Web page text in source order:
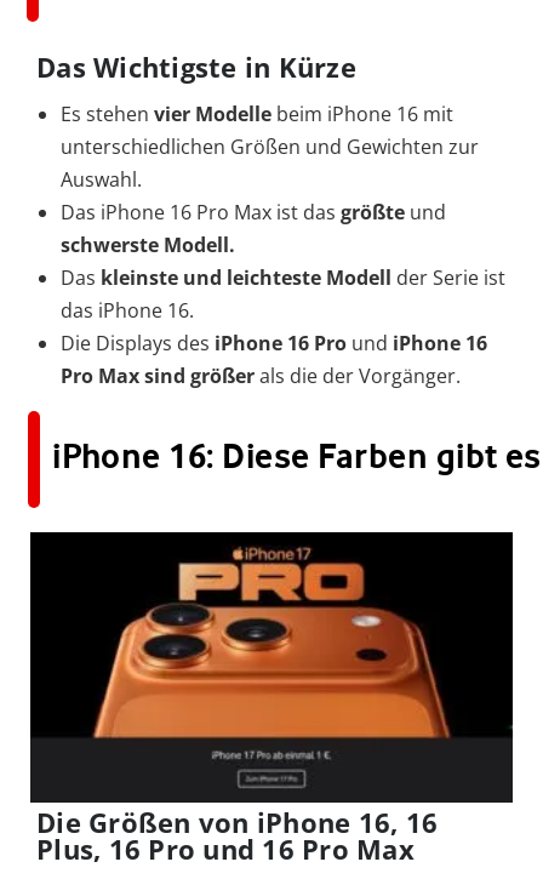
Das Wichtigste in Kürze
Es stehen vier Modelle beim iPhone 16 mit
unterschiedlichen Größen und Gewichten zur
Auswahl.
Das iPhone 16 Pro Max ist das größte und
schwerste Modell.
Das kleinste und leichteste Modell der Serie ist
das iPhone 16.
Die Displays des iPhone 16 Pro und iPhone 16
Pro Maxsind größerals die der Vorgänger.
iPhone 16: Diese Farben gibt es
Die Größen von iPhone 16, 16
Plus, 16 Pro und 16 Pro Max